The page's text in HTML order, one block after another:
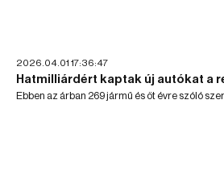
2026.04.01 17:36:47
Hatmilliárdért kaptak új autókat a
Ebben az árban 269 jármű és öt évre szóló